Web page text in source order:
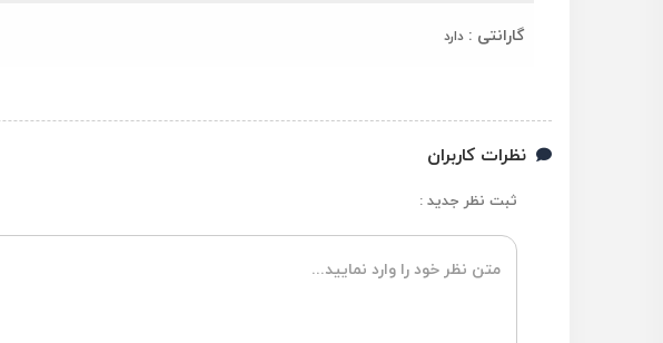
گارانتی : دارد
نظرات کاربران
ثبت نظر جدید :